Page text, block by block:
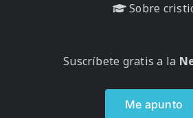
Sobre
Suscríbete gratis a la
Me apunto